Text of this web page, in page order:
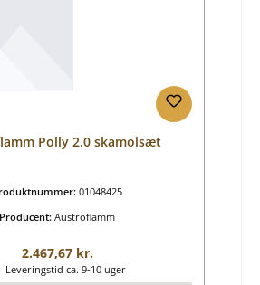
Polly 2.0 skamolsæt
01048425
Producent: Austroflamm
Almindelig pris:
2.467,67 kr.
Leveringstid ca. 9-10 uger